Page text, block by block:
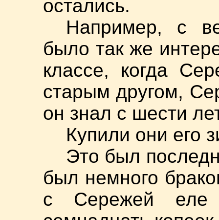
остались.
Например, с
было так же
классе, когда
старым другом,
он знал с шести
Купили они его
Это был
был немного
с Сережей еле